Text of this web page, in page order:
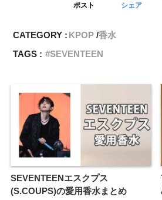
ポスト シェア
CATEGORY : KPOP 香水
TAGS :
SEVENTEEN
SEVENTEENエスクプス
(S.COUPS)の愛用香水まとめ